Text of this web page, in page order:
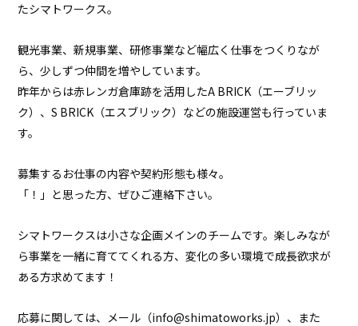
たシマトワークス。
観光事業、新規事業、研修事業など幅広く仕事をつくりなが
ら、少しずつ仲間を増やしています。
昨年からは赤レンガ倉庫跡を活用したA BRICK（エーブリッ
ク）、S BRICK（エスブリック）などの施設運営も行っていま
す。
募集するお仕事の内容や契約形態も様々。
「！」と思った方、ぜひご連絡下さい。
シマトワークスは小さな企画メインのチームです。楽しみなが
ら事業を一緒に育ててくれる方、変化の多い環境で成長欲求が
ある方求めてます！
応募に関しては、メール（info@shimatoworks.jp）、また